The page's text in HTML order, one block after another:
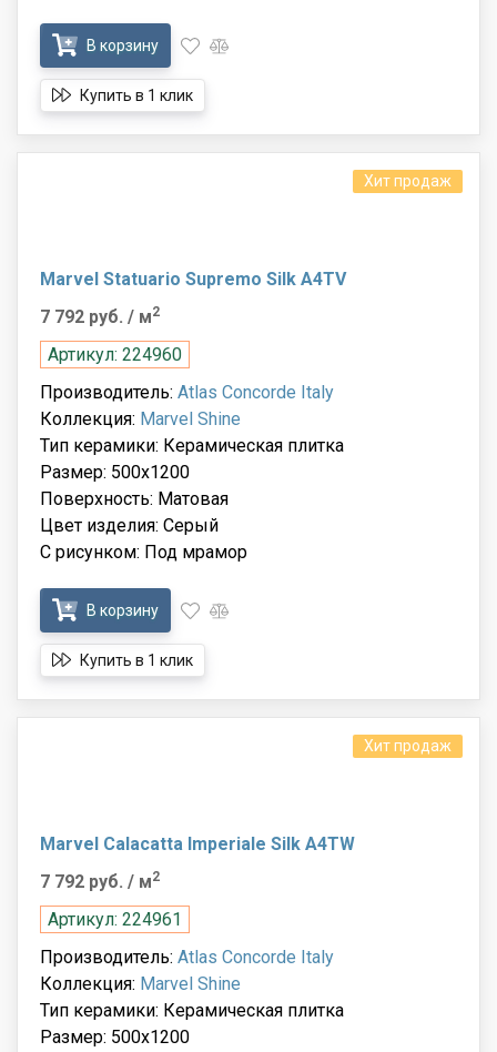
В корзину
Купить в 1 клик
Хит продаж
Marvel Statuario Supremo Silk A4TV
7 792 руб. / м2
Артикул: 224960
Производитель: Atlas Concorde Italy
Коллекция: Marvel Shine
Тип керамики: Керамическая плитка
Размер: 500x1200
Поверхность: Матовая
Цвет изделия: Серый
С рисунком: Под мрамор
В корзину
Купить в 1 клик
Хит продаж
Marvel Calacatta Imperiale Silk A4TW
7 792 руб. / м2
Артикул: 224961
Производитель: Atlas Concorde Italy
Коллекция: Marvel Shine
Тип керамики: Керамическая плитка
Размер: 500x1200